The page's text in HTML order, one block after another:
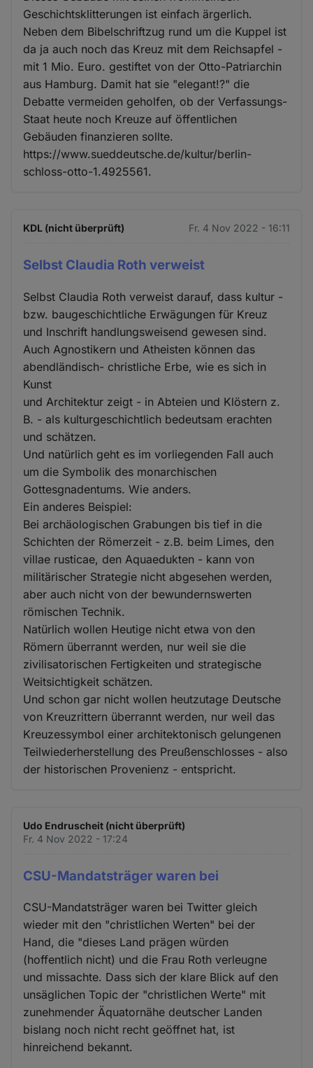
Geschichtsklitterungen ist einfach ärgerlich.
Neben dem Bibelschriftzug rund um die Kuppel ist
da ja auch noch das Kreuz mit dem Reichsapfel -
mit 1 Mio. Euro. gestiftet von der Otto-Patriarchin
aus Hamburg. Damit hat sie "elegant!?" die
Debatte vermeiden geholfen, ob der Verfassungs-
Staat heute noch Kreuze auf öffentlichen
Gebäuden finanzieren sollte.
https://www.sueddeutsche.de/kultur/berlin-
schloss-otto-1.4925561.
KDL (nicht überprüft) Fr. 4 Nov 2022 - 16:11
Selbst Claudia Roth verweist
Selbst Claudia Roth verweist darauf, dass kultur -
bzw. baugeschichtliche Erwägungen für Kreuz
und Inschrift handlungsweisend gewesen sind.
Auch Agnostikern und Atheisten können das
abendländisch- christliche Erbe, wie es sich in
Kunst
und Architektur zeigt - in Abteien und Klöstern z.
B. - als kulturgeschichtlich bedeutsam erachten
und schätzen.
Und natürlich geht es im vorliegenden Fall auch
um die Symbolik des monarchischen
Gottesgnadentums. Wie anders.
Ein anderes Beispiel:
Bei archäologischen Grabungen bis tief in die
Schichten der Römerzeit - z.B. beim Limes, den
villae rusticae, den Aquaedukten - kann von
militärischer Strategie nicht abgesehen werden,
aber auch nicht von der bewundernswerten
römischen Technik.
Natürlich wollen Heutige nicht etwa von den
Römern überrannt werden, nur weil sie die
zivilisatorischen Fertigkeiten und strategische
Weitsichtigkeit schätzen.
Und schon gar nicht wollen heutzutage Deutsche
von Kreuzrittern überrannt werden, nur weil das
Kreuzessymbol einer architektonisch gelungenen
Teilwiederherstellung des Preußenschlosses - also
der historischen Provenienz - entspricht.
Udo Endruscheit (nicht überprüft)
Fr. 4 Nov 2022 - 17:24
CSU-Mandatsträger waren bei
CSU-Mandatsträger waren bei Twitter gleich
wieder mit den "christlichen Werten" bei der
Hand, die "dieses Land prägen würden
(hoffentlich nicht) und die Frau Roth verleugne
und missachte. Dass sich der klare Blick auf den
unsäglichen Topic der "christlichen Werte" mit
zunehmender Äquatornähe deutscher Landen
bislang noch nicht recht geöffnet hat, ist
hinreichend bekannt.